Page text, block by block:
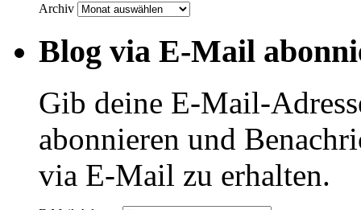
Archiv
Blog via E-Mail
Gib deine E-Mail-
abonnieren und
via E-Mail zu erhalten.